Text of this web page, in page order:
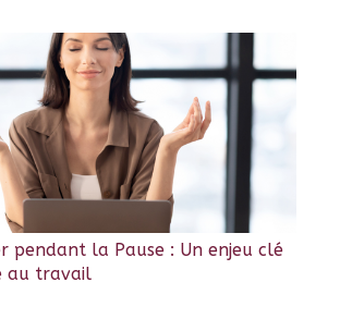
pendant la Pause : Un enjeu clé
au travail